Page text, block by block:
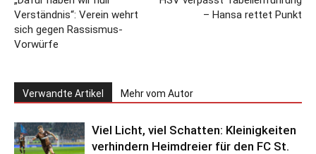
Verständnis“: Verein wehrt
sich gegen Rassismus-
Vorwürfe
– Hansa rettet Punkt
Verwandte Artikel Mehr vom Autor
Viel Licht, viel Schatten: Kleinigkeiten
verhindern Heimdreier für den FC St.